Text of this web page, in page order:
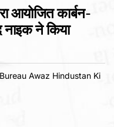
आयोजित कार्बन-
ने किया
Bureau Awaz Hindustan Ki